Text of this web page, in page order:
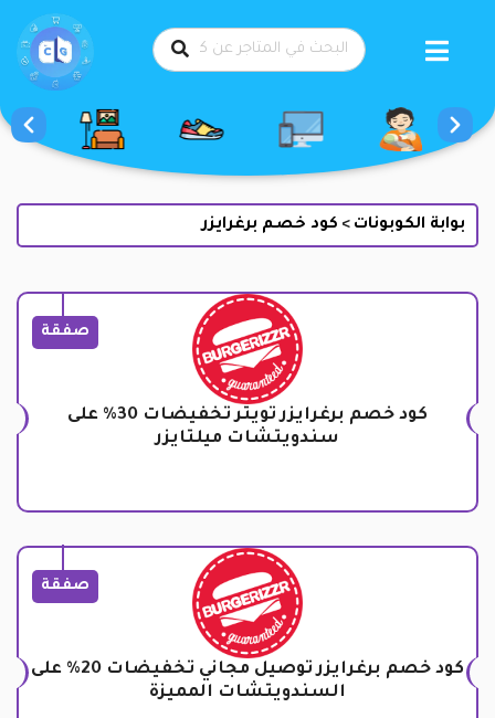
بوابة الكوبونات > كود خصم برغرايزر
صفقة
كود خصم برغرايزر تويتر تخفيضات 30% على
سندويتشات ميلتايزر
صفقة
كود خصم برغرايزر توصيل مجاني تخفيضات 20% على
السندويتشات المميزة